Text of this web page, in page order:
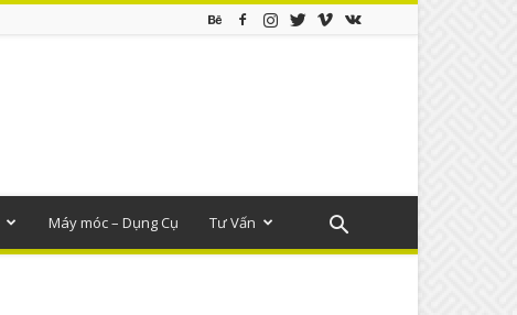
Máy móc – Dụng Cụ Tư Vấn